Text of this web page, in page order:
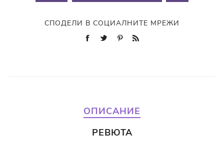
СПОДЕЛИ В СОЦИАЛНИТЕ МРЕЖИ
ОПИСАНИЕ
РЕВЮТА